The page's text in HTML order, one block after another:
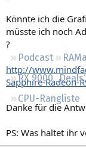
Regeln
Podcast
RX 9000
CPU-Rangliste
Könnte ich die
müsste ich noch
?
http://
Sapphire-Radeon-
Danke für die
PS: Was haltet ihr